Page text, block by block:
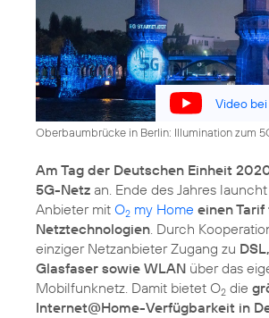
Video
Oberbaumbrücke in Berlin: Illumination zum
Am Tag der Deutschen Einheit
5G-Netz an. Ende des Jahres
Anbieter mit O2 my Home einen
Netztechnologien. Durch
einziger Netzanbieter Zugang zu
Glasfaser sowie WLAN über das
Mobilfunknetz. Damit bietet O2 die
Internet@Home-Verfügbarkeit in